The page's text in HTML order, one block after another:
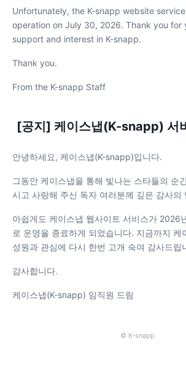
Unfortunately, the K-snapp website
operation on July 30, 2026. Thank you for
support and interest in K-snapp.
Thank you.
From the K-snapp Staff
[공지] 케이스냅(K-snapp) 서
안녕하세요, 케이스냅(K-snapp)입니다.
그동안 케이스냅을 통해 빛나는 스타들의 순
시고 사랑해 주신 독자 여러분께 깊은 감사의
아쉽게도 케이스냅 웹사이트 서비스가 2026
로 운영을 종료하게 되었습니다. 지금까지 케
성원과 관심에 다시 한번 고개 숙여 감사드립
감사합니다.
케이스냅(K-snapp) 임직원 드림
© K-snapp